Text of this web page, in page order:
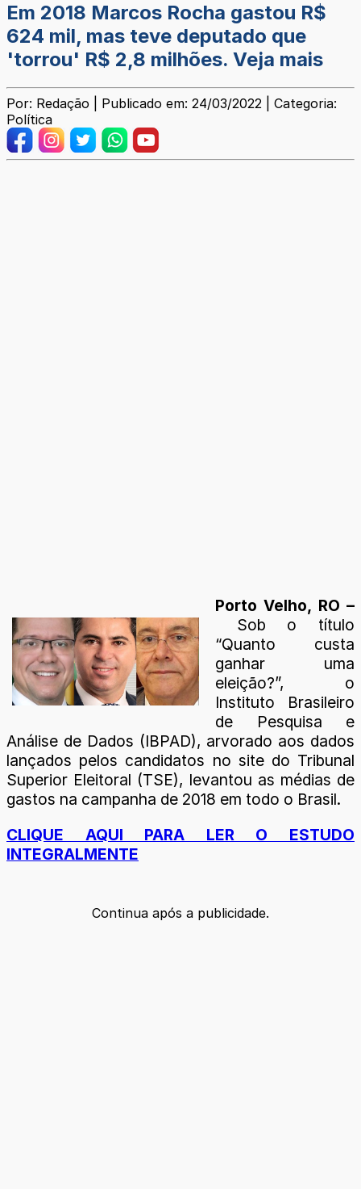
Em 2018 Marcos Rocha gastou R$
624 mil, mas teve deputado que
'torrou' R$ 2,8 milhões. Veja mais
Por: Redação | Publicado em: 24/03/2022 | Categoria:
Política
Porto Velho, RO –
Sob o título
“Quanto custa
ganhar uma
eleição?”, o
Instituto Brasileiro
de Pesquisa e
Análise de Dados (IBPAD), arvorado aos dados
lançados pelos candidatos no site do Tribunal
Superior Eleitoral (TSE), levantou as médias de
gastos na campanha de 2018 em todo o Brasil.
CLIQUE AQUI PARA LER O ESTUDO
INTEGRALMENTE
Continua após a publicidade.